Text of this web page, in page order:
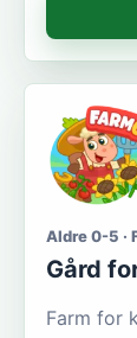
Aldre 0-5 ·
Gård
Farm for